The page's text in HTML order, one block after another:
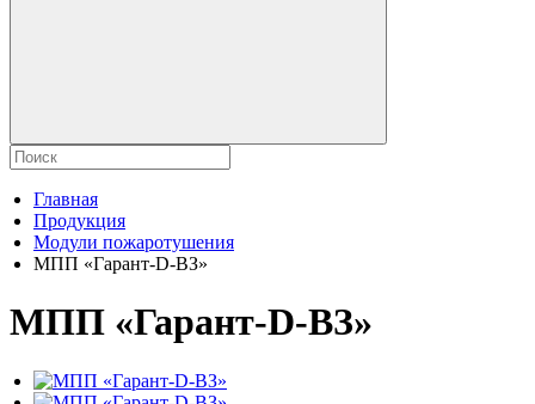
Главная
Продукция
Модули пожаротушения
МПП «Гарант-D-ВЗ»
МПП «Гарант-D-ВЗ»